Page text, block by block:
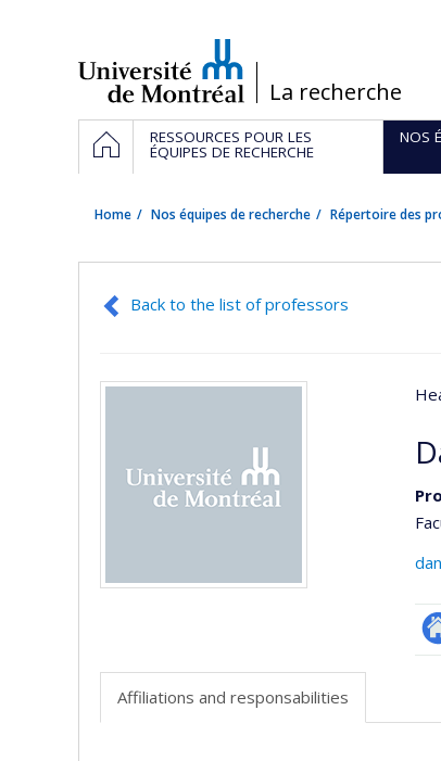
/La recherche
Navigation
principale
HOMERESSOURCES POUR LES
ÉQUIPES DE RECHERCHE
NOS
Home Nos équipes de recherche Répertoire des
Back to the list of professors
Affiliations and responsabilities